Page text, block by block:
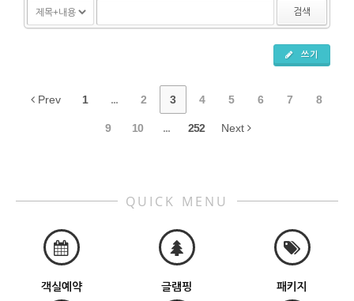
검색
쓰기
Prev 1 ... 2 3 4 5 6 7 8
9 10 ... 252 Next
QUICK MENU
객실예약 글램핑 패키지